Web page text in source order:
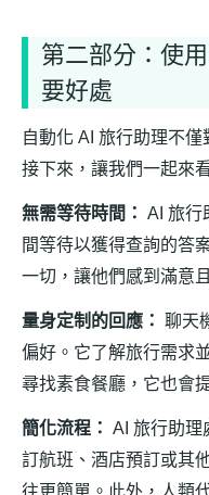
第二部分：使
要好處
自動化 AI 旅行助理不
接下來，讓我們一起來
無需等待時間： AI 旅行
間等待以獲得查詢的答
一切，讓他們感到滿意
量身定制的回應： 聊天
偏好。它了解旅行需求
尋找素食餐廳，它也會
簡化流程： AI 旅行助理
訂航班、酒店預訂或其